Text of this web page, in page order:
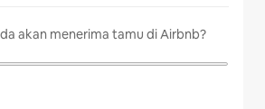
akan menerima tamu di Airbnb?